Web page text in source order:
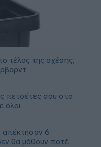
τέλος της σχέσης,
πετσέτες σου στο
όλοι
απέκτησαν 6
θα μάθουν ποτέ